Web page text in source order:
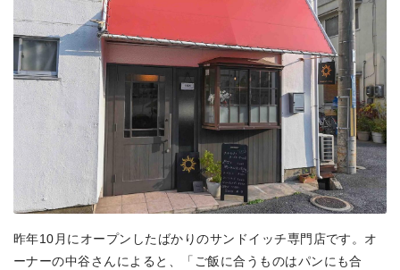
昨年10月にオープンしたばかりのサンドイッチ専門店です。オ
ーナーの中谷さんによると、「ご飯に合うものはパンにも合